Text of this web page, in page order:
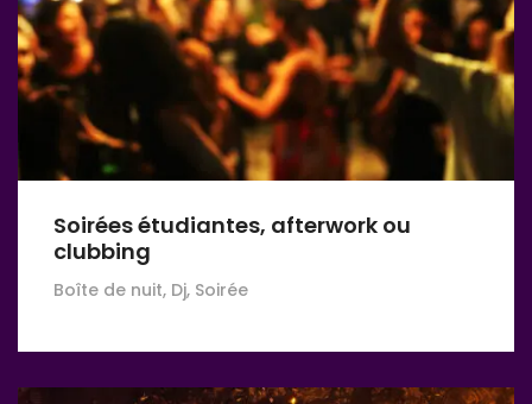
Soirées étudiantes, afterwork ou
clubbing
Boîte de nuit, Dj, Soirée